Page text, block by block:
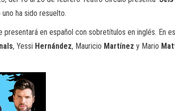
ha sido resuelto.
presentará en español con sobretítulos en inglés. En
, Yessi Hernández, Mauricio Martínez y Mario